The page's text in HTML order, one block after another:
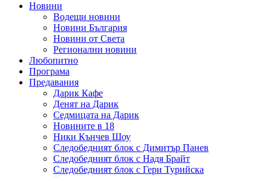
Новини
Водещи новини
Новини България
Новини от Света
Регионални новини
Любопитно
Програма
Предавания
Дарик Кафе
Денят на Дарик
Седмицата на Дарик
Новините в 18
Ники Кънчев Шоу
Следобедният блок с Димитър Панев
Следобедният блок с Надя Брайт
Следобедният блок с Гери Турийска